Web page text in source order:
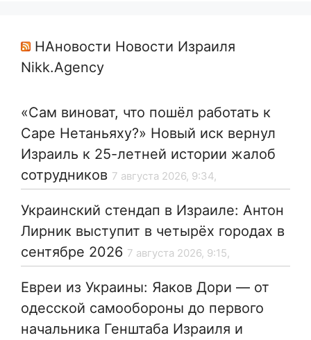
НАновости Новости Израиля
Nikk.Agency
«Сам виноват, что пошёл работать к
Саре Нетаньяху?» Новый иск вернул
Израиль к 25-летней истории жалоб
сотрудников 7 августа 2026, 9:34,
Украинский стендап в Израиле: Антон
Лирник выступит в четырёх городах в
сентябре 2026 7 августа 2026, 9:15,
Евреи из Украины: Яаков Дори — от
одесской самообороны до первого
начальника Генштаба Израиля и